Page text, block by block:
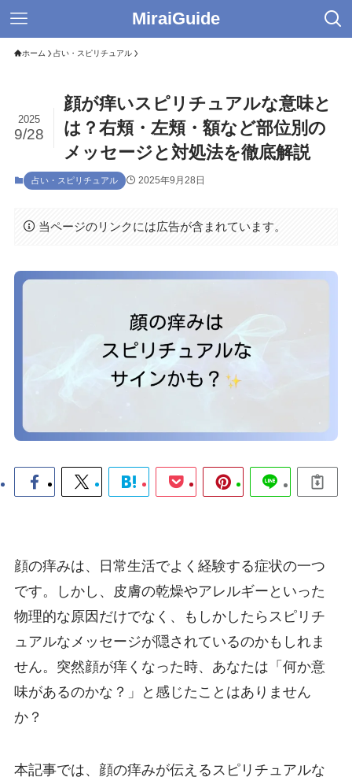
MiraiGuide
ホーム 占い・スピリチュアル
顔が痒いスピリチュアルな意味と
は？右頬・左頬・額など部位別の
メッセージと対処法を徹底解説
2025
9/28
占い・スピリチュアル 2025年9月28日
当ページのリンクには広告が含まれています。
顔の痒みは、日常生活でよく経験する症状の一つ
です。しかし、皮膚の乾燥やアレルギーといった
物理的な原因だけでなく、もしかしたらスピリチ
ュアルなメッセージが隠されているのかもしれま
せん。突然顔が痒くなった時、あなたは「何か意
味があるのかな？」と感じたことはありません
か？
本記事では、顔の痒みが伝えるスピリチュアルな